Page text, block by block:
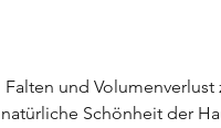
natürliche Schönheit der